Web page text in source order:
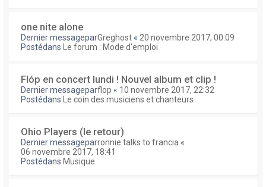
one nite alone
Dernier messageparGreghost « 20 novembre 2017, 00:09
Postédans
Le forum : Mode d'emploi
Flóp en concert lundi ! Nouvel album et clip !
Dernier messageparflop « 10 novembre 2017, 22:32
Postédans
Le coin des musiciens et chanteurs
Ohio Players (le retour)
Dernier messageparronnie talks to francia «
06 novembre 2017, 18:41
Postédans Musique